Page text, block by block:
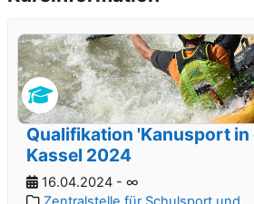
Qualifikation 'Kanusport in
Kassel 2024
16.04.2024 - ∞